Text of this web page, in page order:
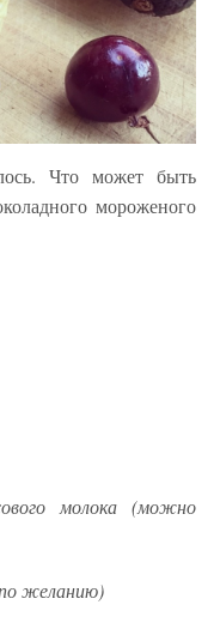
Что может быть
мороженого
молока (можно
желанию)